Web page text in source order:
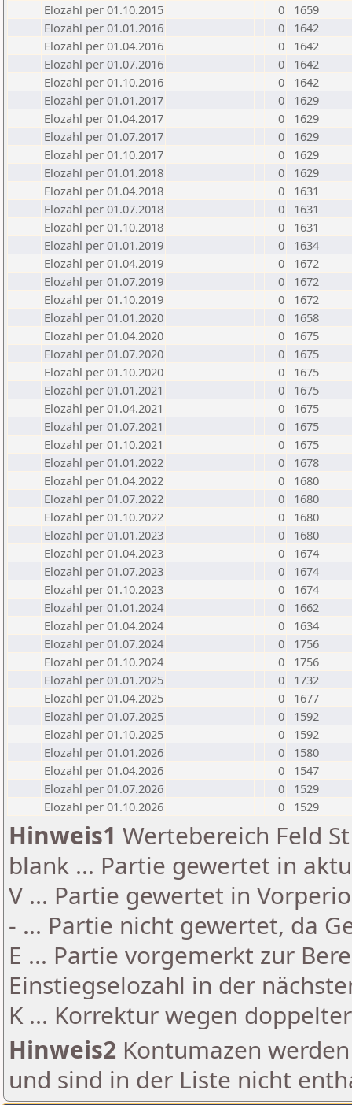
Elozahl per 01.10.2015
0
1659
Elozahl per 01.01.2016
0
1642
Elozahl per 01.04.2016
0
1642
Elozahl per 01.07.2016
0
1642
Elozahl per 01.10.2016
0
1642
Elozahl per 01.01.2017
0
1629
Elozahl per 01.04.2017
0
1629
Elozahl per 01.07.2017
0
1629
Elozahl per 01.10.2017
0
1629
Elozahl per 01.01.2018
0
1629
Elozahl per 01.04.2018
0
1631
Elozahl per 01.07.2018
0
1631
Elozahl per 01.10.2018
0
1631
Elozahl per 01.01.2019
0
1634
Elozahl per 01.04.2019
0
1672
Elozahl per 01.07.2019
0
1672
Elozahl per 01.10.2019
0
1672
Elozahl per 01.01.2020
0
1658
Elozahl per 01.04.2020
0
1675
Elozahl per 01.07.2020
0
1675
Elozahl per 01.10.2020
0
1675
Elozahl per 01.01.2021
0
1675
Elozahl per 01.04.2021
0
1675
Elozahl per 01.07.2021
0
1675
Elozahl per 01.10.2021
0
1675
Elozahl per 01.01.2022
0
1678
Elozahl per 01.04.2022
0
1680
Elozahl per 01.07.2022
0
1680
Elozahl per 01.10.2022
0
1680
Elozahl per 01.01.2023
0
1680
Elozahl per 01.04.2023
0
1674
Elozahl per 01.07.2023
0
1674
Elozahl per 01.10.2023
0
1674
Elozahl per 01.01.2024
0
1662
Elozahl per 01.04.2024
0
1634
Elozahl per 01.07.2024
0
1756
Elozahl per 01.10.2024
0
1756
Elozahl per 01.01.2025
0
1732
Elozahl per 01.04.2025
0
1677
Elozahl per 01.07.2025
0
1592
Elozahl per 01.10.2025
0
1592
Elozahl per 01.01.2026
0
1580
Elozahl per 01.04.2026
0
1547
Elozahl per 01.07.2026
0
1529
Elozahl per 01.10.2026
0 1529
Hinweis1 Wertebereich Feld
blank ... Partie gewertet in
V ... Partie gewertet in
- ... Partie nicht gewertet, da
E ... Partie vorgemerkt zur
Einstiegselozahl in der
K ... Korrektur wegen
Hinweis2 Kontumazen
und sind in der Liste nicht